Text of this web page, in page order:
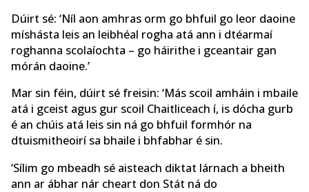
Dúirt sé: ‘Níl aon amhras orm go bhfuil go leor daoine
míshásta leis an leibhéal rogha atá ann i dtéarmaí
roghanna scolaíochta – go háirithe i gceantair gan
mórán daoine.’
Mar sin féin, dúirt sé freisin: ‘Más scoil amháin i mbaile
atá i gceist agus gur scoil Chaitliceach í, is dócha gurb
é an chúis atá leis sin ná go bhfuil formhór na
dtuismitheoirí sa bhaile i bhfabhar é sin.
‘Sílim go mbeadh sé aisteach diktat lárnach a bheith
ann ar ábhar nár cheart don Stát ná do